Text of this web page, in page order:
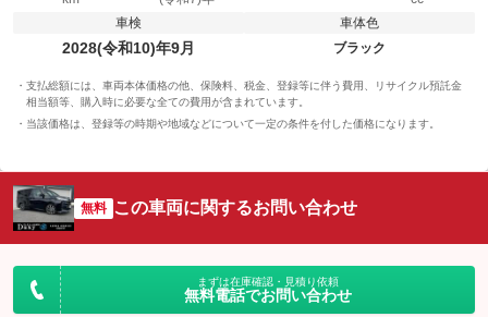
車検
2028(令和10)年9月
車体色
ブラック
支払総額には、車両本体価格の他、保険料、税金、登録等に伴う費用、リサイクル預託金
相当額等、購入時に必要な全ての費用が含まれています。
当該価格は、登録等の時期や地域などについて一定の条件を付した価格になります。
無料 この車両に関するお問い合わせ
まずは在庫確認・見積り依頼
無料電話でお問い合わせ